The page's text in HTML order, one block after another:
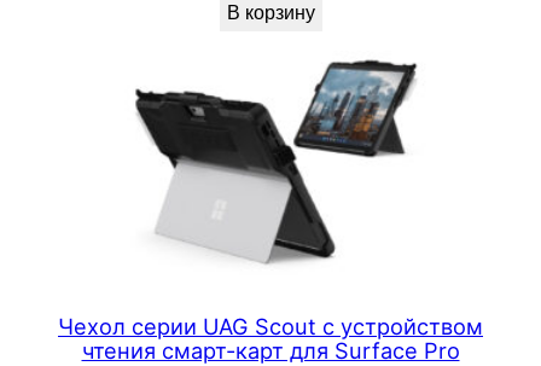
В корзину
Чехол серии UAG Scout с устройством
чтения смарт-карт для Surface Pro